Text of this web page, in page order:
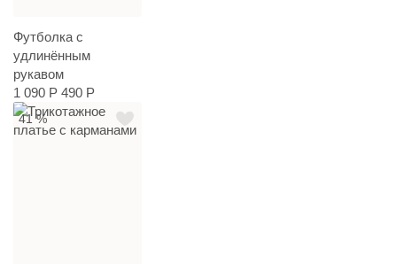
Футболка с
удлинённым
рукавом
1 090 Р 490 Р
41 %